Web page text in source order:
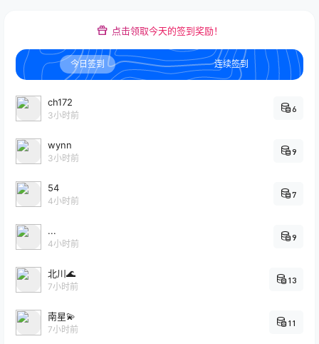
点击领取今天的签到奖励！
今日签到 连续签到
ch172
3小时前
6
wynn
3小时前
9
54
4小时前
7
...
4小时前
9
北川🌊
7小时前
13
南星💫
7小时前
11